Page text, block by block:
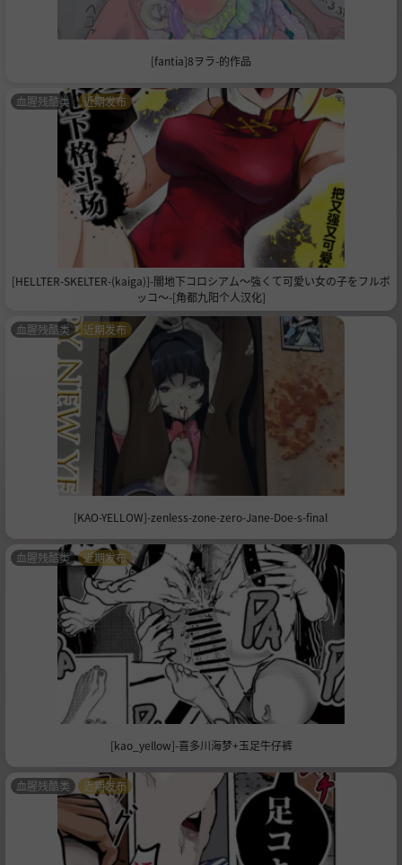
[fantia]8ヲラ-的作品
[HELLTER-SKELTER-(kaiga)]-闇地下コロシアム〜強くて可愛い女の子をフルボ
ッコ〜-[角都九阳个人汉化]
血腥残酷类 近期发布
[KAO-YELLOW]-zenless-zone-zero-Jane-Doe-s-final
血腥残酷类 近期发布
[kao_yellow]-喜多川海梦+玉足牛仔裤
血腥残酷类 近期发布
血腥残酷类 近期发布